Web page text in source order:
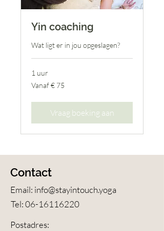
Yin coaching
Wat ligt er in jou opgeslagen?
1 uur
Vanaf
75
Vanaf € 75
Vraag boeking aan
Contact
Email: info@stayintouch.yoga
Tel:06-16116220
Postadres: